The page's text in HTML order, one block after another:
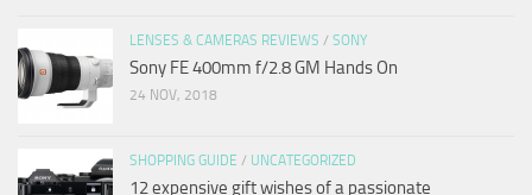
LENSES & CAMERAS REVIEWS / SONY
Sony FE 400mm f/2.8 GM Hands On
24 NOV, 2018
SHOPPING GUIDE / UNCATEGORIZED
12 expensive gift wishes of a passionate